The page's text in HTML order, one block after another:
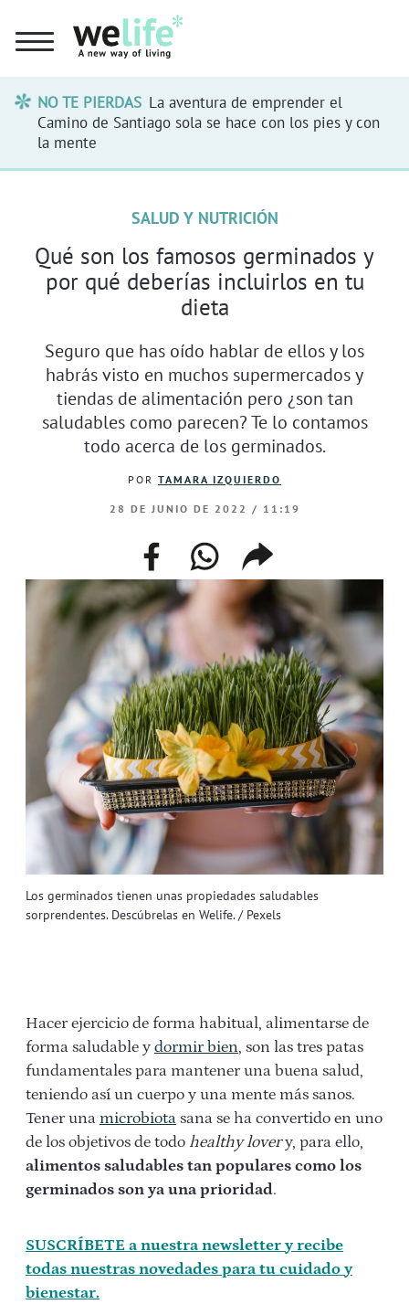
NO TE PIERDAS La aventura de emprender el
Camino de Santiago sola se hace con los pies y con
la mente
Los germinados tienen unas propiedades saludables
sorprendentes. Descúbrelas en Welife. / Pexels
SALUD Y NUTRICIÓN
Qué son los famosos germinados y
por qué deberías incluirlos en tu
dieta
Seguro que has oído hablar de ellos y los
habrás visto en muchos supermercados y
tiendas de alimentación pero ¿son tan
saludables como parecen? Te lo contamos
todo acerca de los germinados.
POR TAMARA IZQUIERDO
28 DE JUNIO DE 2022 / 11:19
facebookwhatsappcompartir
enlace
Hacer ejercicio de forma habitual, alimentarse de
forma saludable y dormir bien, son las tres patas
fundamentales para mantener una buena salud,
teniendo así un cuerpo y una mente más sanos.
Tener una microbiota sana se ha convertido en uno
de los objetivos de todo healthy lovery, para ello,
alimentos saludables tan populares como los
germinados son ya una prioridad.
SUSCRÍBETE a nuestra newsletter y recibe
todas nuestras novedades para tu cuidado y
bienestar.